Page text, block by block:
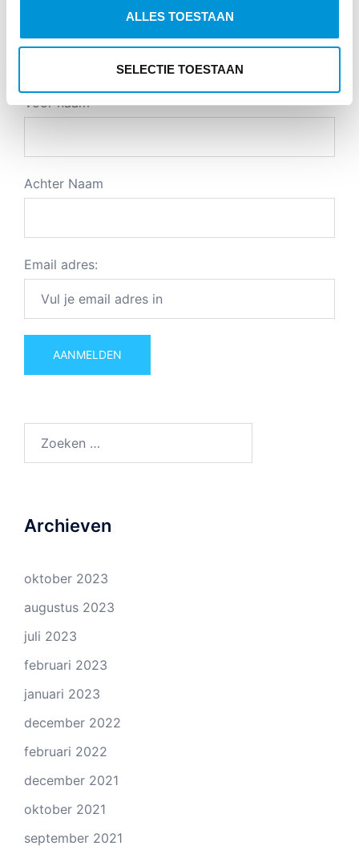
ALLES TOESTAAN
SELECTIE TOESTAAN
Aanmelding Nieuwsbrief
Voor naam
Achter Naam
Email adres:
Archieven
oktober 2023
augustus 2023
juli 2023
februari 2023
januari 2023
december 2022
februari 2022
december 2021
oktober 2021
september 2021